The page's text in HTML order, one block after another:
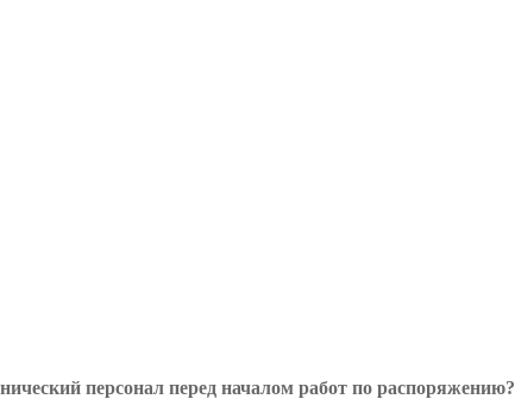
персонал перед началом работ по распоряжению?